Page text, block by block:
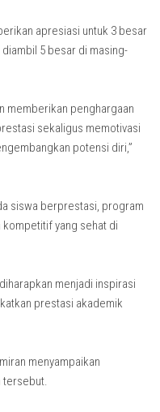
apresiasi untuk 3 besar
5 besar di masing-
memberikan penghargaan
sekaligus memotivasi
potensi diri,”
siswa berprestasi, program
kompetitif yang sehat di
menjadi inspirasi
prestasi akademik
menyampaikan
tersebut.